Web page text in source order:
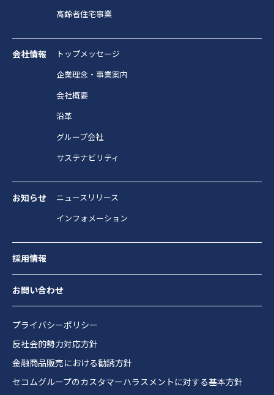
高齢者住宅事業
会社情報
トップメッセージ
企業理念・事業案内
会社概要
沿革
グループ会社
サステナビリティ
お知らせ
ニュースリリース
インフォメーション
採用情報
お問い合わせ
プライバシーポリシー
反社会的勢力対応方針
金融商品販売における勧誘方針
セコムグループのカスタマーハラスメントに対する基本方針